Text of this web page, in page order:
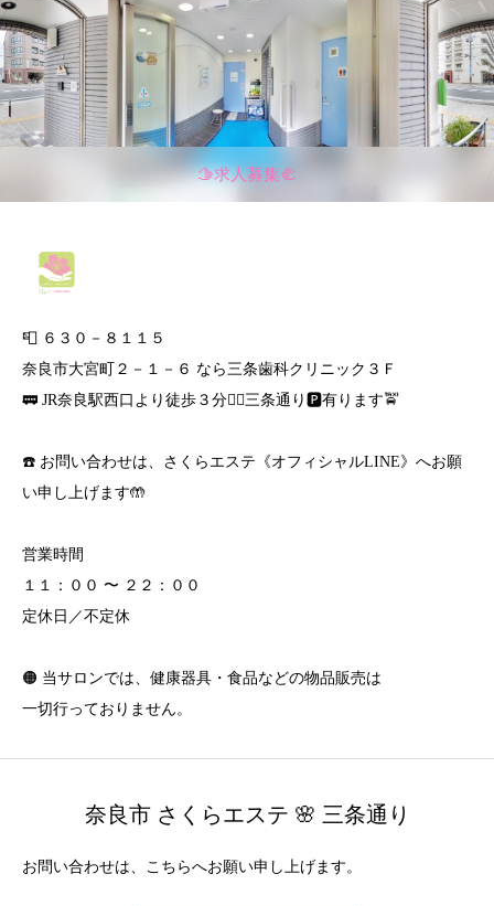
🫱求人募集🫲
📮 ６３０－８１１５
奈良市大宮町２－１－６ なら三条歯科クリニック３Ｆ
🚃 JR奈良駅西口より徒歩３分🚶‍♀️三条通り🅿️有ります🚖
☎️ お問い合わせは、さくらエステ《オフィシャルLINE》へお願
い申し上げます🤲
営業時間
１１：００ 〜 ２２：００
定休日／不定休
🟠 当サロンでは、健康器具・食品などの物品販売は
一切行っておりません。
奈良市 さくらエステ 🌸 三条通り
お問い合わせは、こちらへお願い申し上げます。